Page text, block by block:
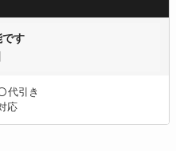
です
代引き
応